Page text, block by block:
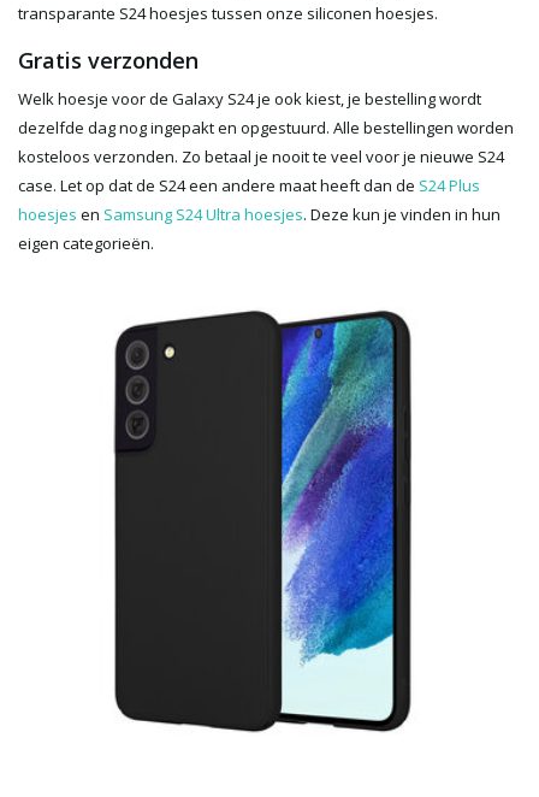
transparante S24 hoesjes tussen onze siliconen hoesjes.
Gratis verzonden
Welk hoesje voor de Galaxy S24 je ook kiest, je bestelling wordt
dezelfde dag nog ingepakt en opgestuurd. Alle bestellingen worden
kosteloos verzonden. Zo betaal je nooit te veel voor je nieuwe S24
case. Let op dat de S24 een andere maat heeft dan de S24 Plus
hoesjes en Samsung S24 Ultra hoesjes. Deze kun je vinden in hun
eigen categorieën.